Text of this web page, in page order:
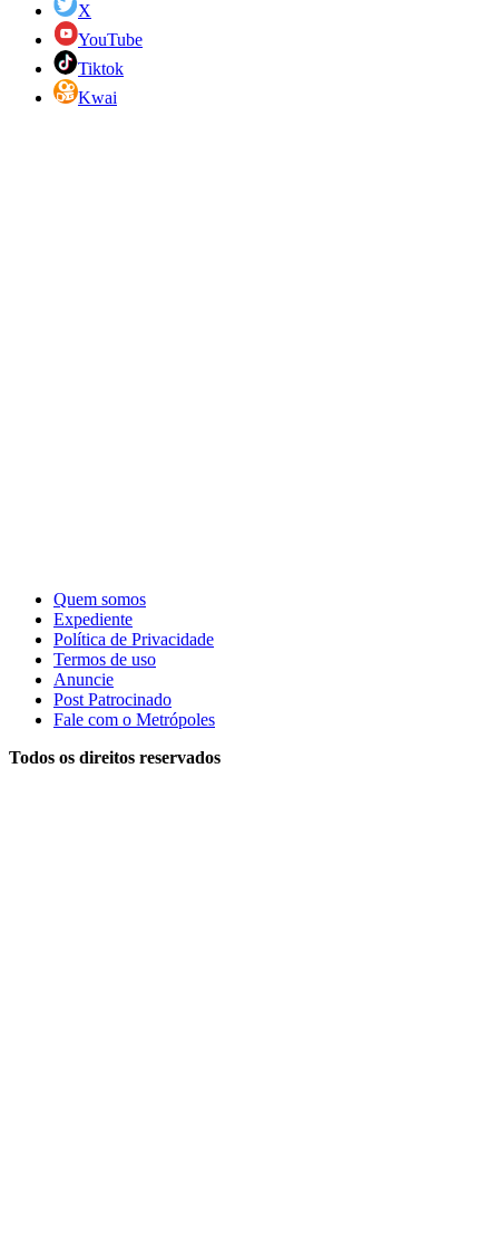
X
YouTube
Tiktok
Kwai
Quem somos
Expediente
Política de Privacidade
Termos de uso
Anuncie
Post Patrocinado
Fale com o Metrópoles
Todos os direitos reservados